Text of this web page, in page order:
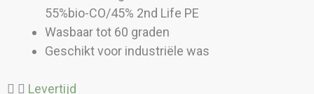
55%bio-CO/45% 2nd Life PE
Wasbaar tot 60 graden
Geschikt voor industriële was
Levertijd